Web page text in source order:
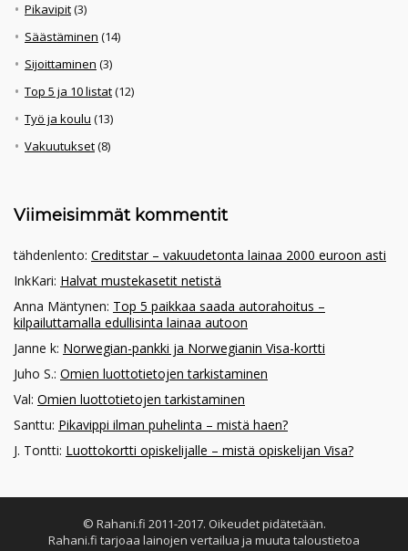
Pikavipit(3)
Säästäminen (14)
Sijoittaminen (3)
Top 5 ja 10 listat(12)
Työ ja koulu (13)
Vakuutukset(8)
Viimeisimmät kommentit
tähdenlento: Creditstar – vakuudetonta lainaa 2000 euroon asti
InkKari: Halvat mustekasetit netistä
Anna Mäntynen: Top 5 paikkaa saada autorahoitus –
kilpailuttamalla edullisinta lainaa autoon
Janne k: Norwegian-pankki ja Norwegianin Visa-kortti
Juho S.: Omien luottotietojen tarkistaminen
Val: Omien luottotietojen tarkistaminen
Santtu: Pikavippi ilman puhelinta – mistä haen?
J. Tontti: Luottokortti opiskelijalle – mistä opiskelijan Visa?
© Rahani.fi 2011-2017. Oikeudet pidätetään.
Rahani.fi tarjoaa lainojen vertailua ja muuta taloustietoa